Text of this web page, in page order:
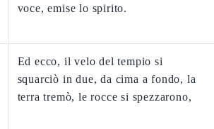
voce, emise lo spirito.
Ed ecco, il velo del tempio si
squarciò in due, da cima a fondo, la
terra tremò, le rocce si spezzarono,